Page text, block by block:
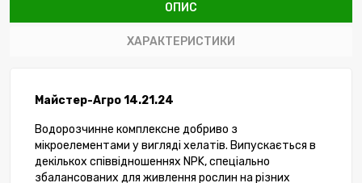
ОПИС
ХАРАКТЕРИСТИКИ
Майстер-Агро 14.21.24
Водорозчинне комплексне добриво з
мікроелементами у вигляді хелатів. Випускається в
декількох співвідношеннях NPK, спеціально
збалансованих для живлення рослин на різних